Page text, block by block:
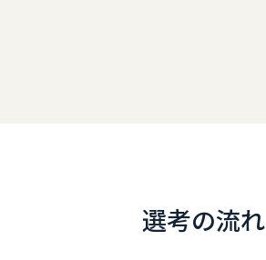
選考の流れ